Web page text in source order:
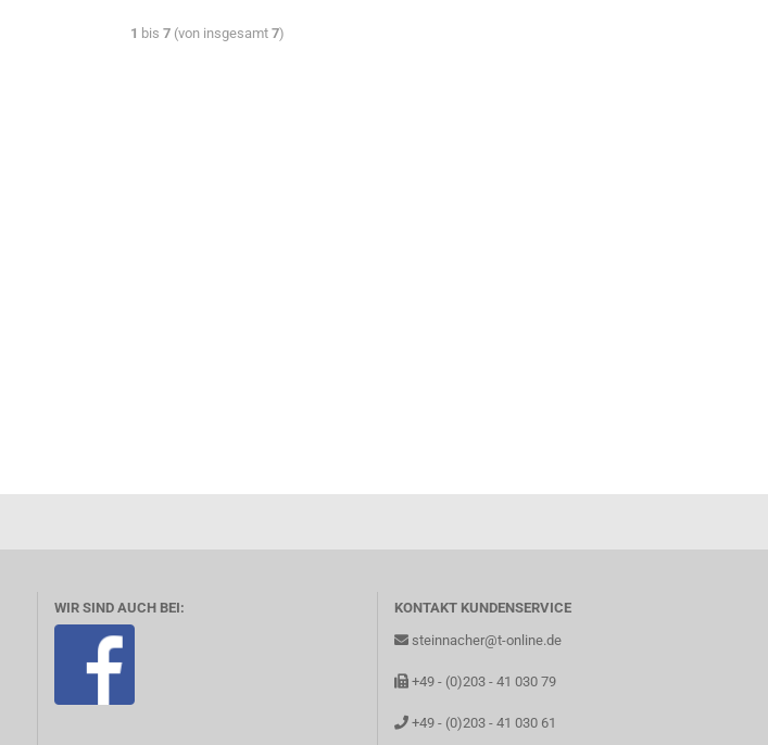
1 bis7 (von insgesamt7)
WIR SIND AUCH BEI:
KONTAKT KUNDENSERVICE
steinnacher@t-online.de
+49 - (0)203 - 41 030 79
+49 - (0)203 - 41 030 61